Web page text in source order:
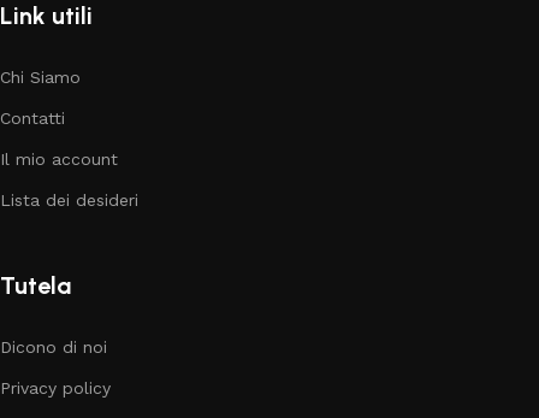
Link utili
Chi Siamo
Contatti
Il mio account
Lista dei desideri
Tutela
Dicono di noi
Privacy policy